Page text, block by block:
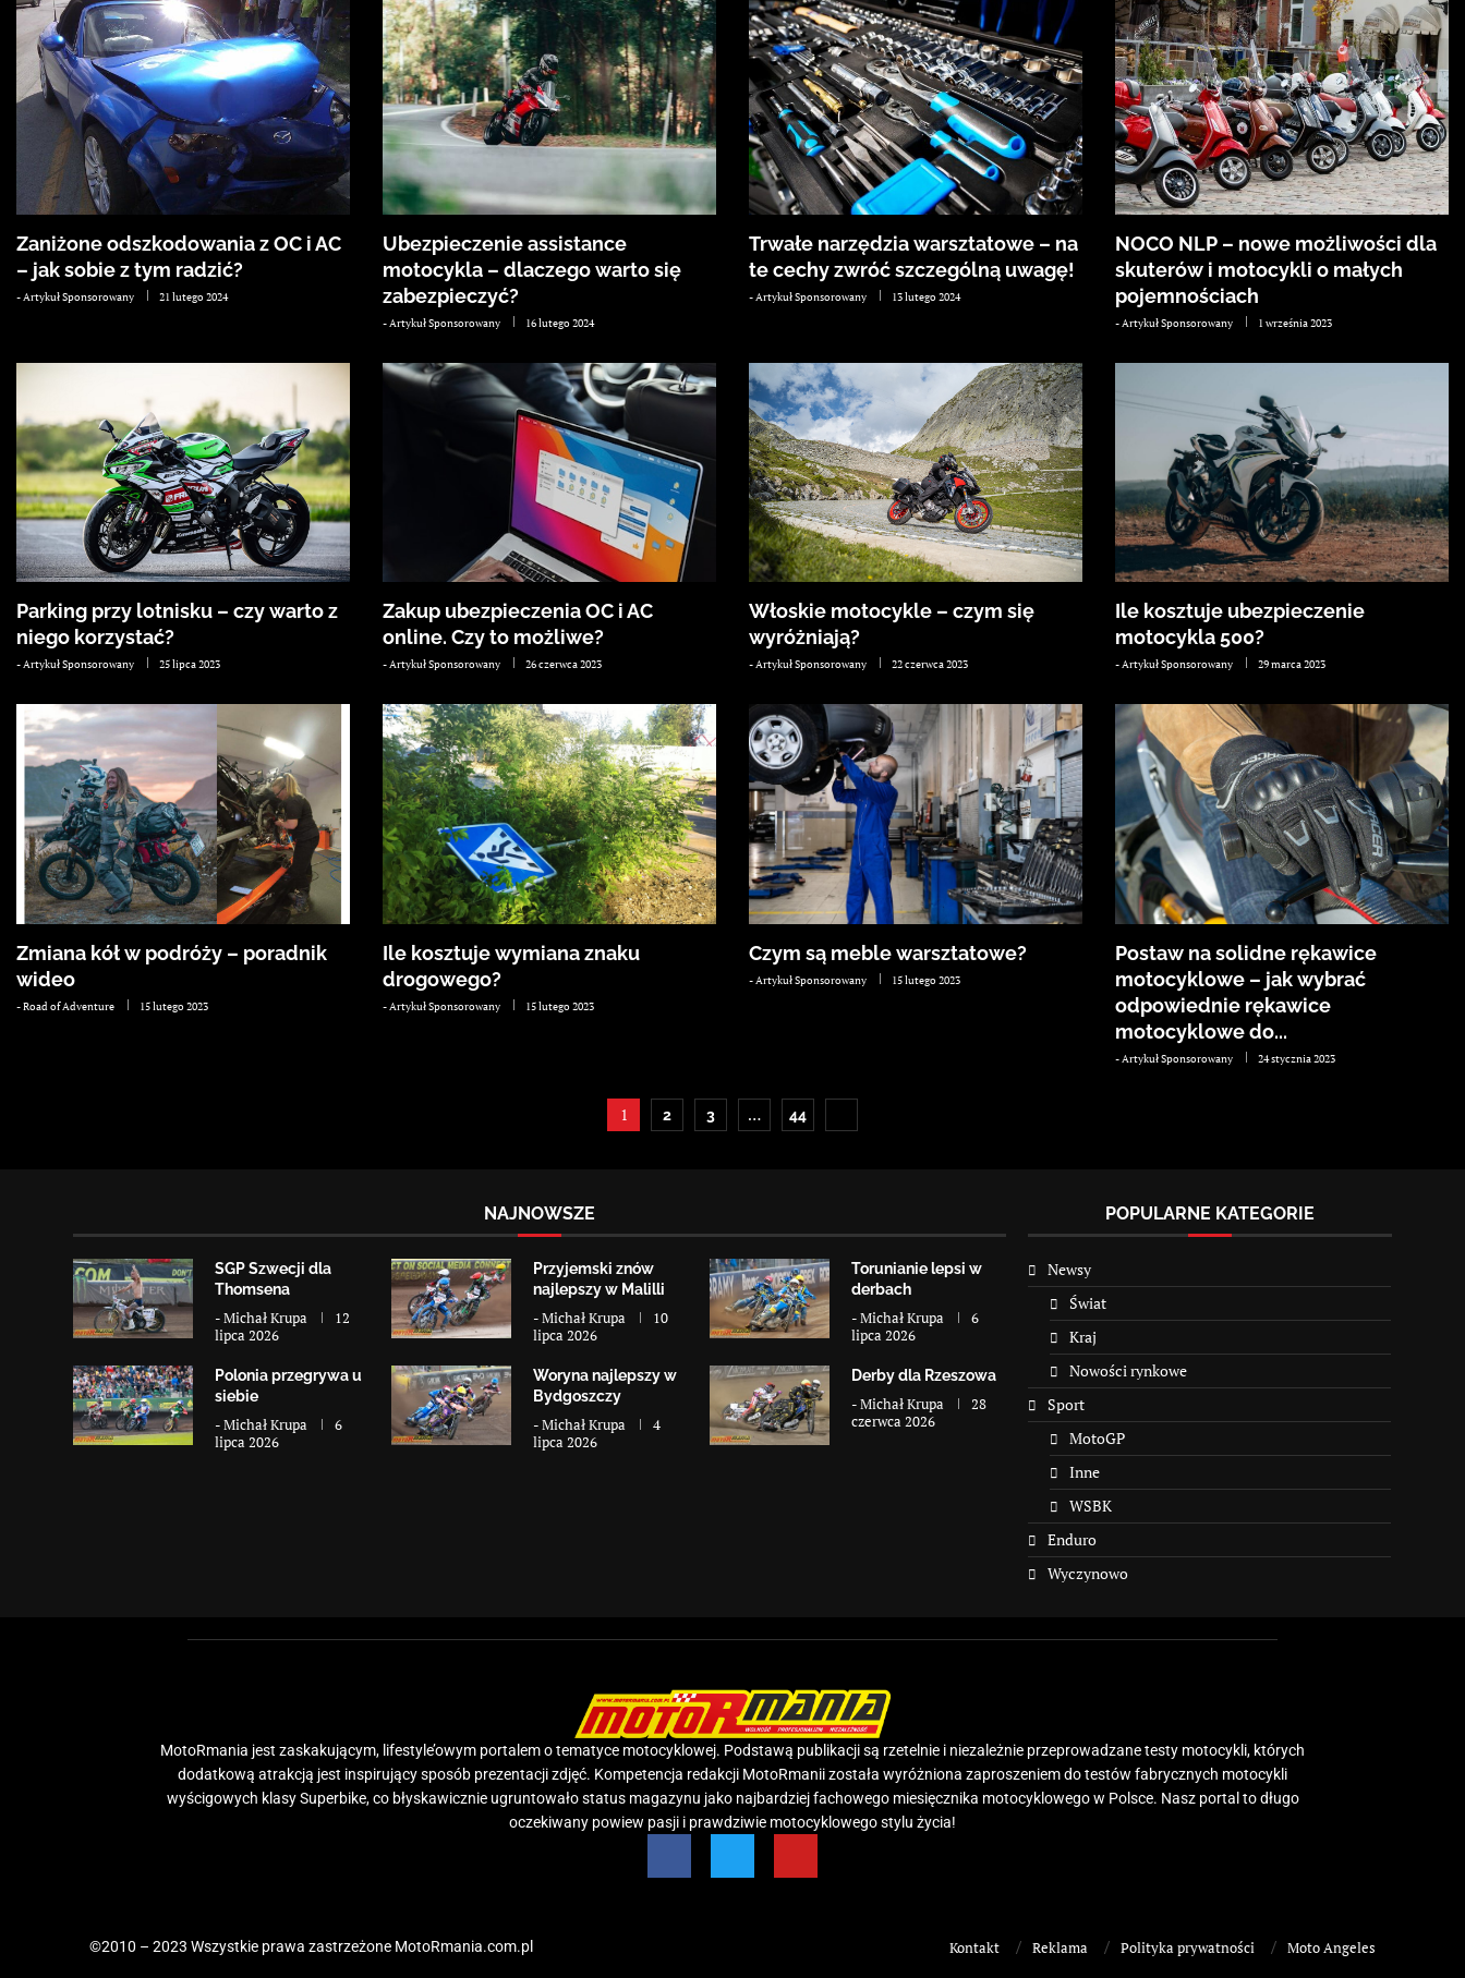
Zaniżone odszkodowania z OC i AC
– jak sobie z tym radzić?
-Artykuł Sponsorowany 21 lutego 2024
Ubezpieczenie assistance
motocykla – dlaczego warto się
zabezpieczyć?
-Artykuł Sponsorowany 16 lutego 2024
Trwałe narzędzia warsztatowe – na
te cechy zwróć szczególną uwagę!
-Artykuł Sponsorowany 13 lutego 2024
NOCO NLP – nowe możliwości dla
skuterów i motocykli o małych
pojemnościach
-Artykuł Sponsorowany 1 września 2023
Parking przy lotnisku – czy warto z
niego korzystać?
-Artykuł Sponsorowany 25 lipca 2023
Zakup ubezpieczenia OC i AC
online. Czy to możliwe?
-Artykuł Sponsorowany 26 czerwca 2023
Włoskie motocykle – czym się
wyróżniają?
-Artykuł Sponsorowany 22 czerwca 2023
Ile kosztuje ubezpieczenie
motocykla 500?
-Artykuł Sponsorowany 29 marca 2023
Zmiana kół w podróży – poradnik
wideo
-Road of Adventure 15 lutego 2023
Ile kosztuje wymiana znaku
drogowego?
- Artykuł Sponsorowany 15 lutego 2023
Czym są meble warsztatowe?
- Artykuł Sponsorowany 15 lutego 2023
Postaw na solidne rękawice
motocyklowe – jak wybrać
odpowiednie rękawice
motocyklowe do...
- Artykuł Sponsorowany 24 stycznia 2023
1 2 3 … 44
NAJNOWSZE
SGP Szwecji dla
Thomsena
-Michał Krupa
12
lipca 2026
Przyjemski znów
najlepszy w Malilli
-Michał Krupa
10
lipca 2026
Torunianie lepsi w
derbach
-Michał Krupa
6
lipca 2026
Polonia przegrywa u
siebie
-Michał Krupa
6
lipca 2026
Woryna najlepszy w
Bydgoszczy
-Michał Krupa
4
lipca 2026
Derby dla Rzeszowa
-Michał Krupa
28
czerwca 2026
POPULARNE KATEGORIE
Newsy
Świat
Kraj
Nowości rynkowe
Sport
MotoGP
Inne
WSBK
Enduro
Wyczynowo
MotoRmania jest zaskakującym, lifestyle’owym portalem o tematyce motocyklowej. Podstawą publikacji są rzetelnie i niezależnie przeprowadzane testy motocykli, których
dodatkową atrakcją jest inspirujący sposób prezentacji zdjęć. Kompetencja redakcji MotoRmanii została wyróżniona zaproszeniem do testów fabrycznych motocykli
wyścigowych klasy Superbike, co błyskawicznie ugruntowało status magazynu jako najbardziej fachowego miesięcznika motocyklowego w Polsce. Nasz portal to długo
oczekiwany powiew pasji i prawdziwie motocyklowego stylu życia!
©2010 – 2023 Wszystkie prawa zastrzeżone MotoRmania.com.pl Kontakt Reklama Polityka prywatności Moto Angeles